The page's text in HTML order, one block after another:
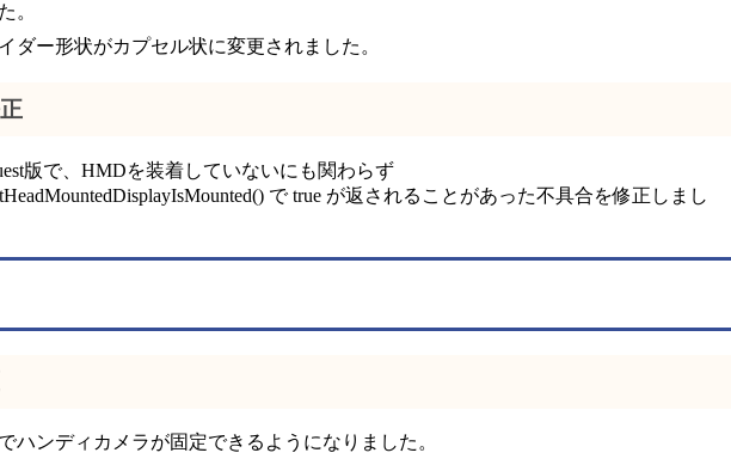
。
ダー形状がカプセル状に変更されました。
版で、HMDを装着していないにも関わらず
で true が返されることがあった不具合を修正しまし
ハンディカメラが固定できるようになりました。